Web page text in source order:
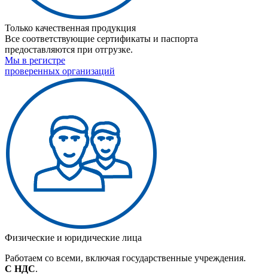
Только качественная продукция
Все соответствующие сертификаты и паспорта
предоставляются при отгрузке.
Мы в регистре
проверенных организаций
Физические и юридические лица
Работаем со всеми, включая государственные учреждения.
С НДС.